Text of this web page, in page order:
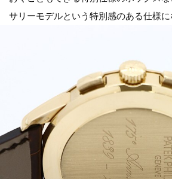
サリーモデルという特別感のある仕様に